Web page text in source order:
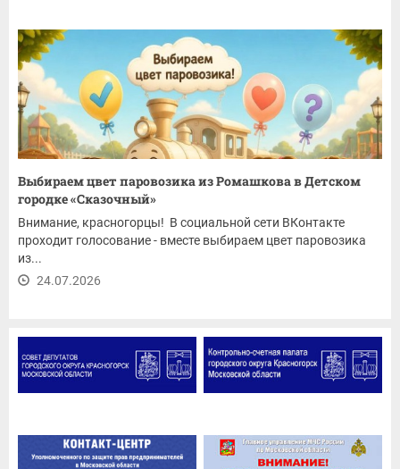
Выбираем цвет паровозика из Ромашкова в Детском
городке «Сказочный»
Внимание, красногорцы! В социальной сети ВКонтакте
проходит голосование - вместе выбираем цвет паровозика
из...
24.07.2026